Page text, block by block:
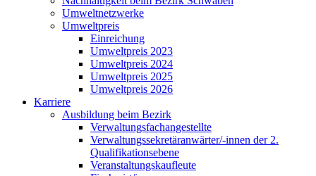
Umweltnetzwerke
Umweltpreis
Einreichung
Umweltpreis 2023
Umweltpreis 2024
Umweltpreis 2025
Umweltpreis 2026
Karriere
Ausbildung beim Bezirk
Verwaltungsfachangestellte
Verwaltungssekretäranwärter/-innen der 2.
Qualifikationsebene
Veranstaltungskaufleute